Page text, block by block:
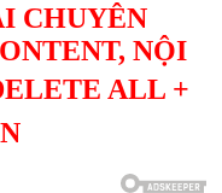
CHUYÊN
NỘI
ALL +